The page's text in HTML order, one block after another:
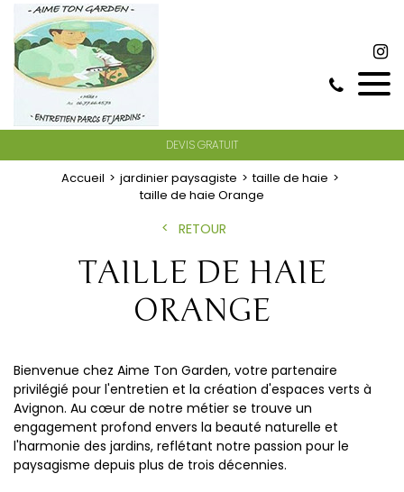
DEVIS GRATUIT
Accueil jardinier paysagiste
taille de haie
taille de haie Orange
RETOUR
TAILLE DE HAIE
ORANGE
Bienvenue chez Aime Ton Garden, votre partenaire
privilégié pour l'entretien et la création d'espaces verts à
Avignon. Au cœur de notre métier se trouve un
engagement profond envers la beauté naturelle et
l'harmonie des jardins, reflétant notre passion pour le
paysagisme depuis plus de trois décennies.